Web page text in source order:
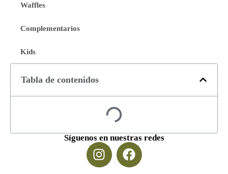
Waffles
Complementarios
Kids
Tabla de contenidos
Síguenos en nuestras redes